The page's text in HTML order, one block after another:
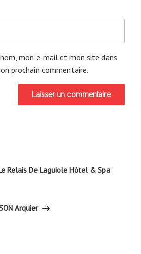
mon e-mail et mon site dans
prochain commentaire.
Relais De Laguiole Hôtel & Spa
Arquier